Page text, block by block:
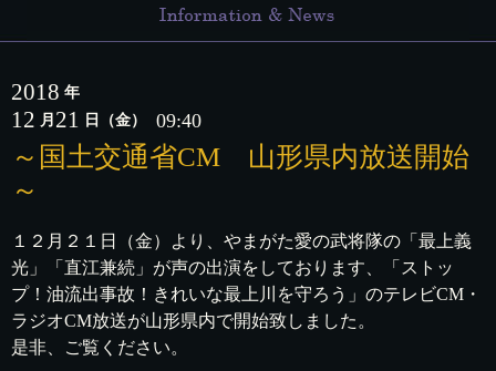
2018 年
12 月 21 日 （金） 09:40
～国土交通省CM 山形県内放送開始
～
１２月２１日（金）より、やまがた愛の武将隊の「最上義
光」「直江兼続」が声の出演をしております、「ストッ
プ！油流出事故！きれいな最上川を守ろう」のテレビCM・
ラジオCM放送が山形県内で開始致しました。
是非、ご覧ください。